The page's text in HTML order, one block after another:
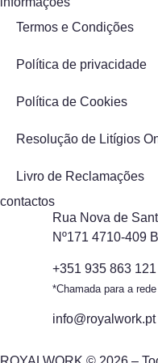
Termos e Condições
Política de privacidade
Política de Cookies
Resolução de Litígios
Livro de Reclamações
contactos
Rua Nova de
Nº171 4710-409
+351 935 863 121
*Chamada para a
info@royalwork.pt